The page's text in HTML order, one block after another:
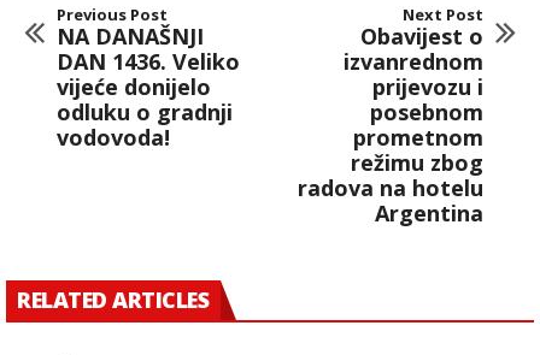
Previous Post
NA DANAŠNJI
DAN 1436. Veliko
vijeće donijelo
odluku o gradnji
vodovoda!
Next Post
Obavijest o
izvanrednom
prijevozu i
posebnom
prometnom
režimu zbog
radova na hotelu
Argentina
RELATED ARTICLES